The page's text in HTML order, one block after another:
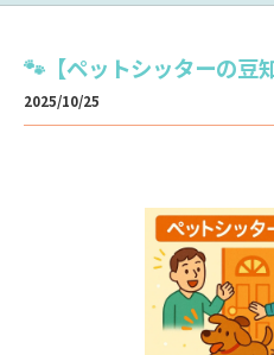
🐾【ペットシッターの豆
2025/10/25